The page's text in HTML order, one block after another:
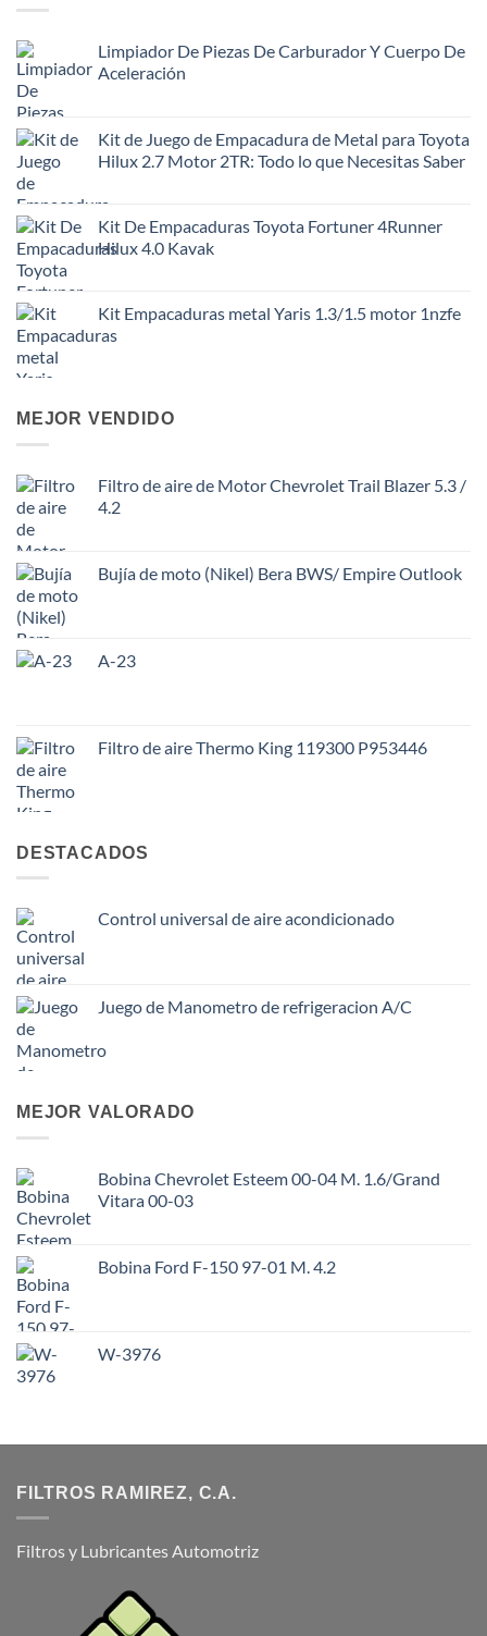
Limpiador De Piezas De Carburador Y Cuerpo De
Aceleración
Kit de Juego de Empacadura de Metal para Toyota
Hilux 2.7 Motor 2TR: Todo lo que Necesitas Saber
Kit De Empacaduras Toyota Fortuner 4Runner
Hilux 4.0 Kavak
Kit Empacaduras metal Yaris 1.3/1.5 motor 1nzfe
MEJOR VENDIDO
Filtro de aire de Motor Chevrolet Trail Blazer 5.3 /
4.2
Bujía de moto (Nikel) Bera BWS/ Empire Outlook
A-23
Filtro de aire Thermo King 119300 P953446
DESTACADOS
Control universal de aire acondicionado
Juego de Manometro de refrigeracion A/C
MEJOR VALORADO
Bobina Chevrolet Esteem 00-04 M. 1.6/Grand
Vitara 00-03
Bobina Ford F-150 97-01 M. 4.2
W-3976
FILTROS RAMIREZ, C.A.
Filtros y Lubricantes Automotriz